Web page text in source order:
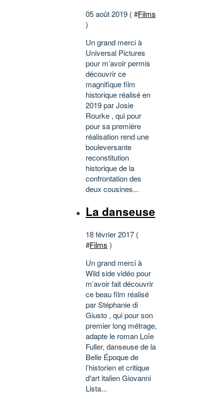
05 août 2019 ( #Films
)
Un grand merci à
Universal Pictures
pour m’avoir permis
découvrir ce
magnifique film
historique réalisé en
2019 par Josie
Rourke , qui pour
pour sa première
réalisation rend une
bouleversante
reconstitution
historique de la
confrontation des
deux cousines...
La danseuse
18 février 2017 (
#Films )
Un grand merci à
Wild side vidéo pour
m’avoir fait découvrir
ce beau film réalisé
par Stéphanie di
Giusto , qui pour son
premier long métrage,
adapte le roman Loïe
Fuller, danseuse de la
Belle Époque de
l’historien et critique
d'art italien Giovanni
Lista...